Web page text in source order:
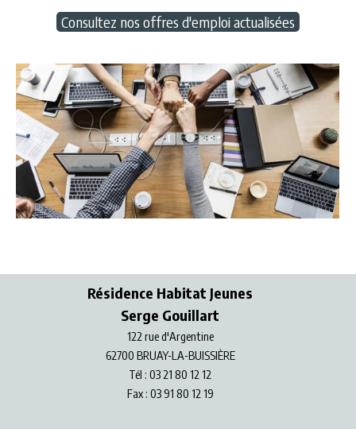
Consultez nos offres d'emploi actualisées
Résidence Habitat Jeunes
Serge Gouillart
122 rue d'Argentine
62700 BRUAY-LA-BUISSIÈRE
Tél : 03 21 80 12 12
Fax : 03 91 80 12 19